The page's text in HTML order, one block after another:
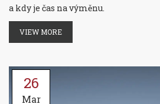
a kdy je čas na výměnu.
VIEW MORE
26
Mar